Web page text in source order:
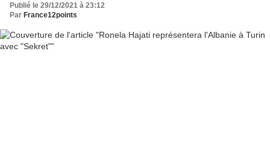
Publié le 29/12/2021 à 23:12
Par France12points